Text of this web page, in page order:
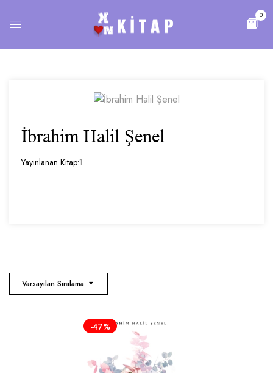
0
İbrahim Halil Şenel
Yayınlanan Kitap:1
Varsayılan Sıralama
-47%